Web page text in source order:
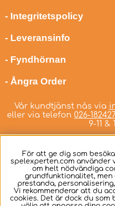
- Integritetspolicy
- Leveransinfo
- Fyndhörnan
- Ångra Order
Vår kundtjänst nås via
eller via telefon 026-
9-11 &
Svenska
För att ge dig som
spelexperten.com använder
om helt nödvändiga
grundfunktionalitet,
prestanda,
Vi rekommenderar att du
cookies. Det är dock du som